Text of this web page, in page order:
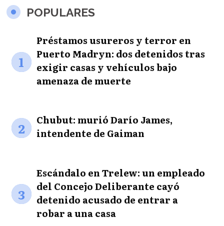
POPULARES
1
Préstamos usureros y terror en
Puerto Madryn: dos detenidos tras
exigir casas y vehículos bajo
amenaza de muerte
2
Chubut: murió Darío James,
intendente de Gaiman
3
Escándalo en Trelew: un empleado
del Concejo Deliberante cayó
detenido acusado de entrar a
robar a una casa